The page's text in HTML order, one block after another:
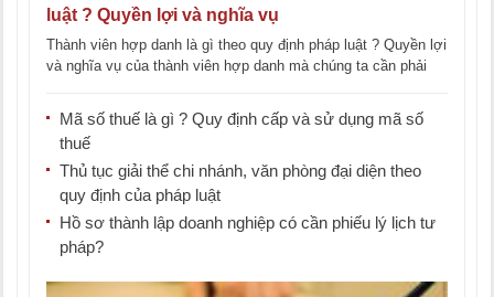
luật ? Quyền lợi và nghĩa vụ
Thành viên hợp danh là gì theo quy định pháp luật ? Quyền lợi
và nghĩa vụ của thành viên hợp danh mà chúng ta cần phải
Mã số thuế là gì ? Quy định cấp và sử dụng mã số
thuế
Thủ tục giải thể chi nhánh, văn phòng đại diện theo
quy định của pháp luật
Hồ sơ thành lập doanh nghiệp có cần phiếu lý lịch tư
pháp?